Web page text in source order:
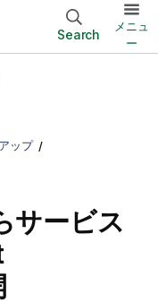
Search
メニュ
ー
ップ
サービス